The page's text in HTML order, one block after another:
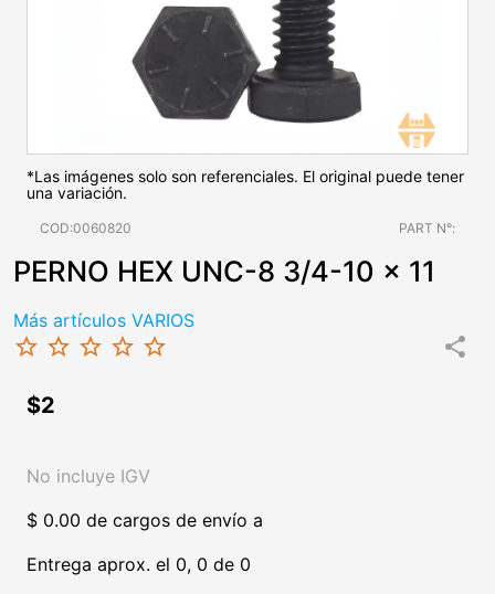
*Las imágenes solo son referenciales. El original puede tener
una variación.
COD:0060820 PART N°:
PERNO HEX UNC-8 3/4-10 x 11
Más artículos VARIOS
star_border star_border star_border star_border star_border share
$2
No incluye IGV
$ 0.00 de cargos de envío a
Entrega aprox. el 0, 0 de 0